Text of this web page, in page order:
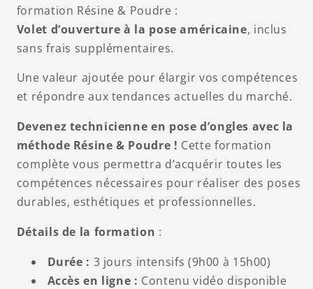
formation Résine & Poudre :
Volet d’ouverture à la pose américaine, inclus
sans frais supplémentaires.
Une valeur ajoutée pour élargir vos compétences
et répondre aux tendances actuelles du marché.
Devenez technicienne en pose d’ongles avec la
méthode Résine & Poudre ! Cette formation
complète vous permettra d’acquérir toutes les
compétences nécessaires pour réaliser des poses
durables, esthétiques et professionnelles.
Détails de la formation :
Durée : 3 jours intensifs (9h00 à 15h00)
Accès en ligne : Contenu vidéo disponible